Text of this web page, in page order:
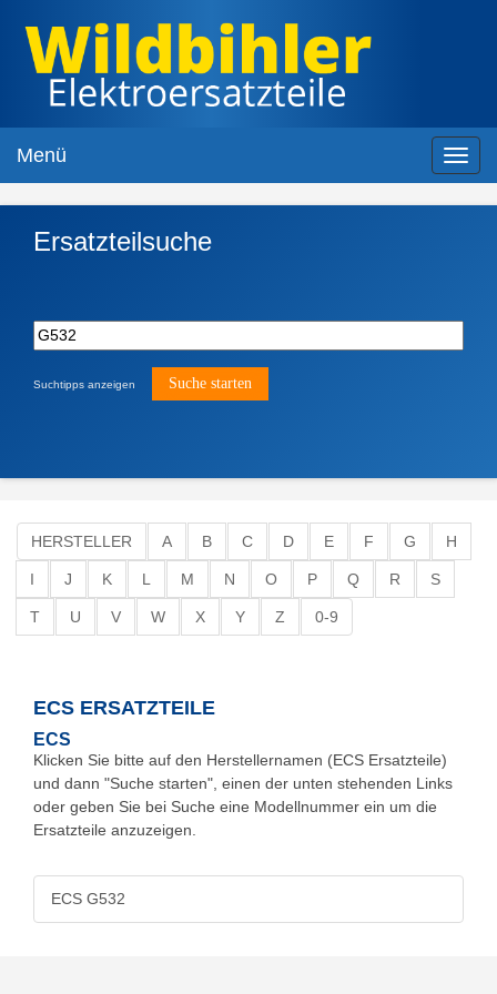
Menü
Ersatzteilsuche
Suchtipps anzeigen
HERSTELLER A B C D E F G H
I J K L M N O P Q R S
T U V W X Y Z 0-9
ECS ERSATZTEILE
ECS
Klicken Sie bitte auf den Herstellernamen (ECS Ersatzteile)
und dann "Suche starten", einen der unten stehenden Links
oder geben Sie bei Suche eine Modellnummer ein um die
Ersatzteile anzuzeigen.
ECS G532